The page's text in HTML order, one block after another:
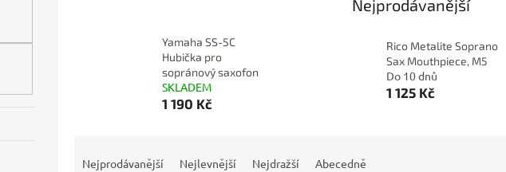
Nejprodávanější
Yamaha SS-5C
Hubička pro
sopránový saxofon
SKLADEM
1 190 Kč
Rico Metalite Soprano
Sax Mouthpiece, M5
Do 10 dnů
1 125 Kč
Nejprodávanější Nejlevnější Nejdražší Abecedně